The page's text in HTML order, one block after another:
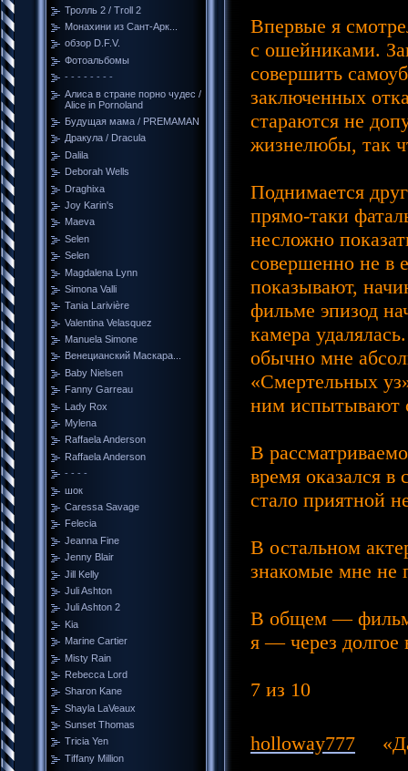
Тролль 2 / Troll 2
Монахини из Сант-Арк...
обзор D.F.V.
Фотоальбомы
- - - - - - - -
Алиса в стране порно чудес /
Alice in Pornoland
Будущая мама / PREMAMAN
Дракула / Dracula
Dalila
Deborah Wells
Draghixa
Joy Karin's
Maeva
Selen
Selen
Magdalena Lynn
Simona Valli
Tania Larivière
Valentina Velasquez
Manuela Simone
Венецианский Маскара...
Baby Nielsen
Fanny Garreau
Lady Rox
Mylena
Raffaela Anderson
Raffaela Anderson
- - - -
шок
Caressa Savage
Felecia
Jeanna Fine
Jenny Blair
Jill Kelly
Juli Ashton
Juli Ashton 2
Kia
Marine Cartier
Misty Rain
Rebecca Lord
Sharon Kane
Shayla LaVeaux
Sunset Thomas
Tricia Yen
Tiffany Million
Впервые я
с ошейниками.
совершить
заключенных
стараются не
жизнелюбы, так
Поднимается
прямо-таки
несложно
совершенно не в
показывают,
фильме эпизод
камера
обычно мне
«Смертельных
ним испытывают
В
время оказался
стало приятной
В остальном
знакомые мне не
В общем — фильм
я — через долгое
7 из 10
holloway777 «Да,